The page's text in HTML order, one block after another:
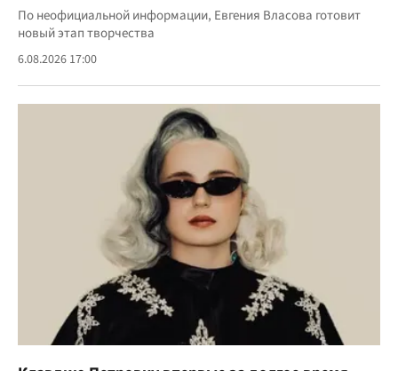
По неофициальной информации, Евгения Власова готовит
новый этап творчества
6.08.2026 17:00